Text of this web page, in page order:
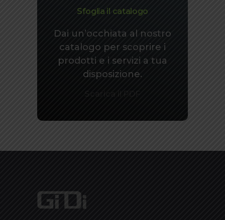
Sfoglia il catalogo
Dai un’occhiata al nostro
catalogo per scoprire i
prodotti e i servizi a tua
disposizione.
Scarica il PDF